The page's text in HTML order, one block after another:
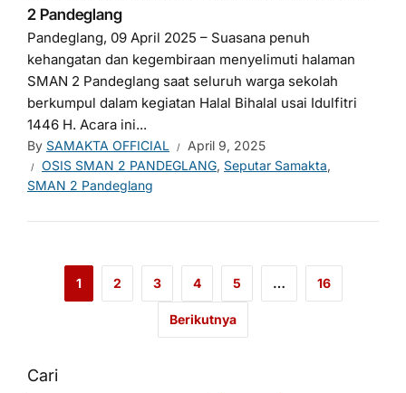
2 Pandeglang
Pandeglang, 09 April 2025 – Suasana penuh
kehangatan dan kegembiraan menyelimuti halaman
SMAN 2 Pandeglang saat seluruh warga sekolah
berkumpul dalam kegiatan Halal Bihalal usai Idulfitri
1446 H. Acara ini...
By SAMAKTA OFFICIAL
April 9, 2025
OSIS SMAN 2 PANDEGLANG, Seputar Samakta,
SMAN 2 Pandeglang
1 2 3 4 5 … 16
Berikutnya
Cari